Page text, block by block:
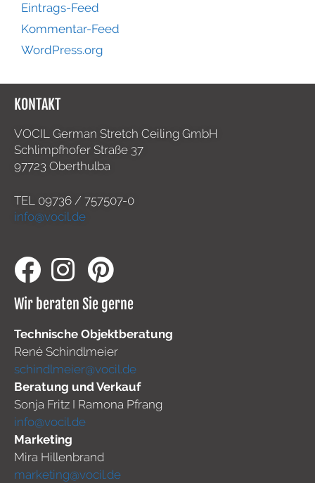
Eintrags-Feed
Kommentar-Feed
WordPress.org
KONTAKT
VOCIL German Stretch Ceiling GmbH
Schlimpfhofer Straße 37
97723 Oberthulba
TEL 09736 / 757507-0
info@vocil.de
Wir beraten Sie gerne
Technische Objektberatung
René Schindlmeier
schindlmeier@vocil.de
Beratung und Verkauf
Sonja Fritz I Ramona Pfrang
info@vocil.de
Marketing
Mira Hillenbrand
marketing@vocil.de